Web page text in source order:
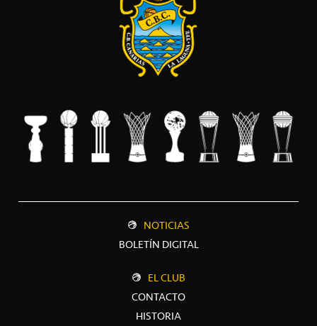
NOTICIAS
BOLETÍN DIGITAL
EL CLUB
CONTACTO
HISTORIA